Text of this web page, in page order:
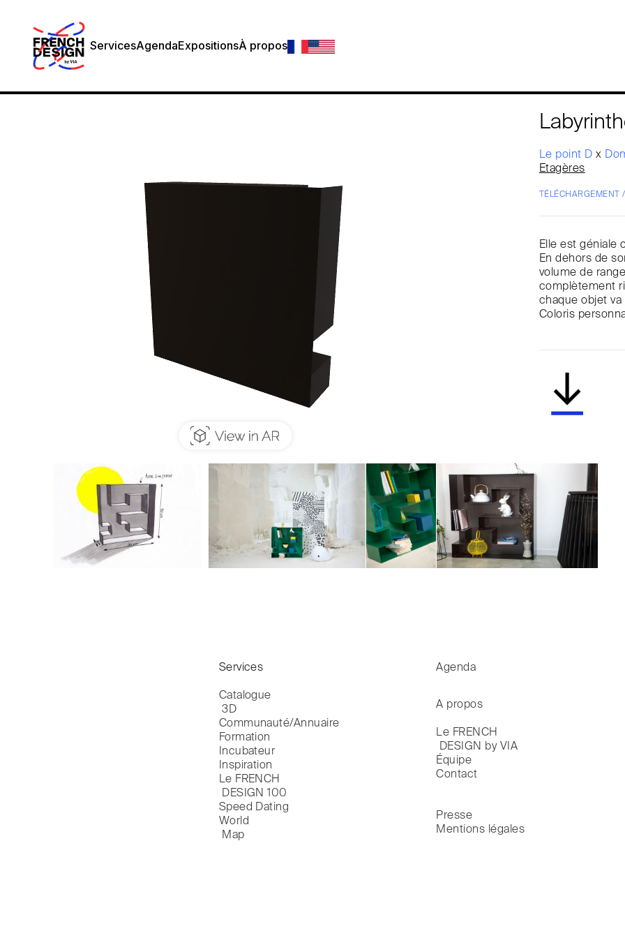
ServicesAgendaExpositionsÀ propos
Le point Dx
Etagères
TÉLÉCHARGEMENT
Elle est géniale
En dehors de
volume de
complètement
chaque objet va
Coloris
Services
Catalogue
3D
Communauté/Annuaire
Formation
Incubateur
Inspiration
Le FRENCH
DESIGN 100
Speed Dating
World
Map
Agenda
A propos
Le FRENCH
DESIGN by VIA
Équipe
Contact
Presse
Mentions légales